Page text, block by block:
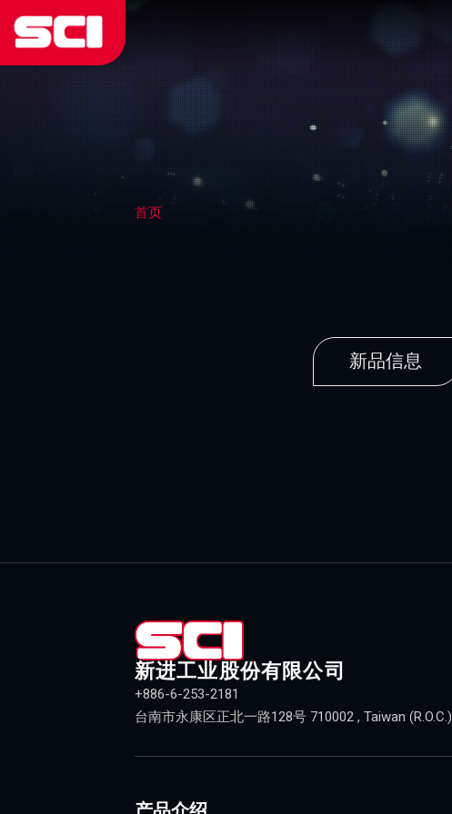
首页
新品信息
新进工业股份有限公司
+886-6-253-2181
台南市永康区正北一路128号 710002 , Taiwan (R.O.C.)